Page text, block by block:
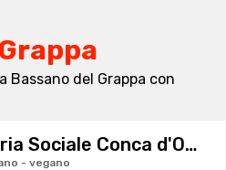
Bassano del Grappa con
Fattoria Sociale Conca d'Oro
- vegano